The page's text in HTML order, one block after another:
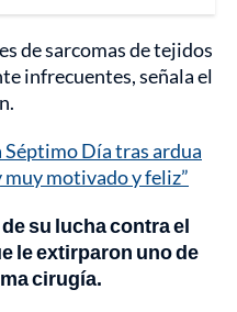
de sarcomas de tejidos
infrecuentes, señala el
Séptimo Día tras ardua
muy motivado y feliz”
su lucha contra el
le extirparon uno de
cirugía.